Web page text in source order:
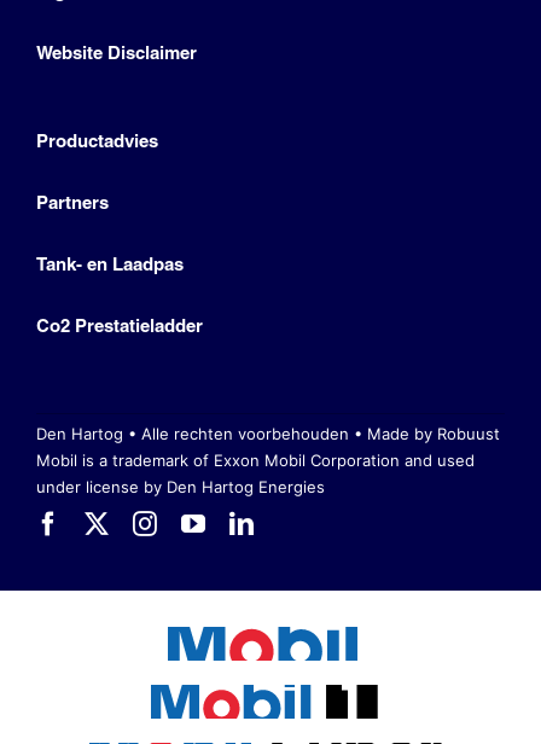
Website Disclaimer
Productadvies
Partners
Tank- en Laadpas
Co2 Prestatieladder
Den Hartog • Alle rechten voorbehouden • Made by Robuust
Mobil is a trademark of Exxon Mobil Corporation and used
under license by Den Hartog Energies